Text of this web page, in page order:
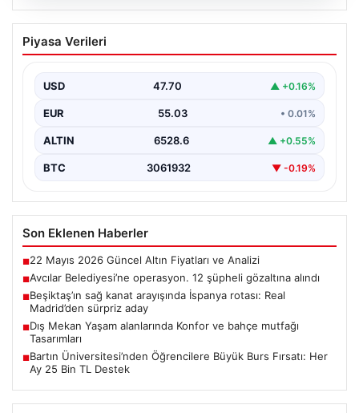
05.08.2026
Avcılar Belediyesi’ne operasyon. 12
şüpheli gözaltına alındı
Piyasa Verileri
USD 47.70 ▲ +0.16%
EUR 55.03 • 0.01%
ALTIN 6528.6 ▲ +0.55%
BTC 3061932 ▼ -0.19%
Son Eklenen Haberler
■22 Mayıs 2026 Güncel Altın Fiyatları ve Analizi
■Avcılar Belediyesi’ne operasyon. 12 şüpheli gözaltına alındı
■Beşiktaş’ın sağ kanat arayışında İspanya rotası: Real
Madrid’den sürpriz aday
■Dış Mekan Yaşam alanlarında Konfor ve bahçe mutfağı
Tasarımları
■Bartın Üniversitesi’nden Öğrencilere Büyük Burs Fırsatı: Her
Ay 25 Bin TL Destek